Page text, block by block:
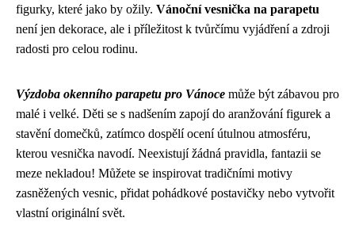
figurky, které jako by ožily. Vánoční vesnička na parapetu
není jen dekorace, ale i příležitost k tvůrčímu vyjádření a zdroji
radosti pro celou rodinu.
Výzdoba okenního parapetu pro Vánoce může být zábavou pro
malé i velké. Děti se s nadšením zapojí do aranžování figurek a
stavění domečků, zatímco dospělí ocení útulnou atmosféru,
kterou vesnička navodí. Neexistují žádná pravidla, fantazii se
meze nekladou! Můžete se inspirovat tradičními motivy
zasněžených vesnic, přidat pohádkové postavičky nebo vytvořit
vlastní originální svět.